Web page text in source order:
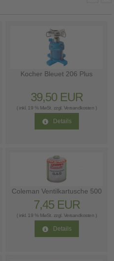
Kocher Bleuet 206 Plus
39,50 EUR
( inkl. 19 % MwSt. zzgl. Versandkosten )
Details
Coleman Ventilkartusche 500
7,45 EUR
( inkl. 19 % MwSt. zzgl. Versandkosten )
Details